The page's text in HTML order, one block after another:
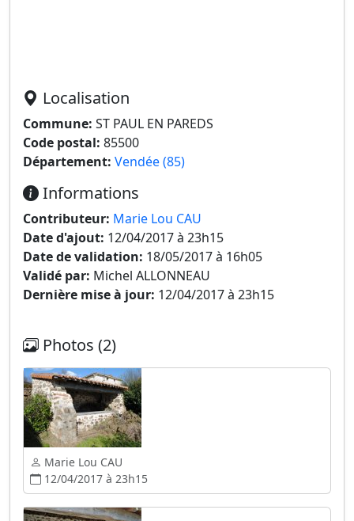
Localisation
Commune: ST PAUL EN PAREDS
Code postal: 85500
Département: Vendée (85)
Informations
Contributeur: Marie Lou CAU
Date d'ajout: 12/04/2017 à 23h15
Date de validation: 18/05/2017 à 16h05
Validé par: Michel ALLONNEAU
Dernière mise à jour: 12/04/2017 à 23h15
Photos (2)
Marie Lou CAU
12/04/2017 à 23h15